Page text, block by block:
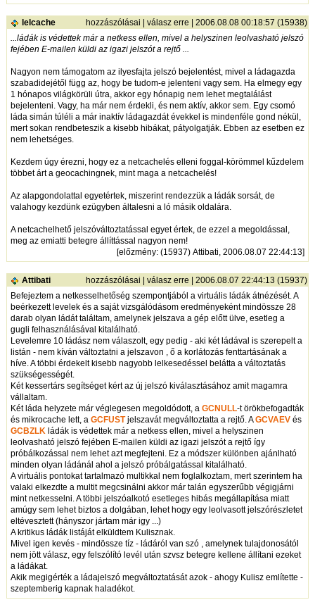
lelcache hozzászólásai | válasz erre | 2006.08.08 00:18:57 (15938)
...ládák is védettek már a netkess ellen, mivel a helyszinen leolvasható jelszó
fejében E-mailen küldi az igazi jelszót a rejtő ...
Nagyon nem támogatom az ilyesfajta jelszó bejelentést, mivel a ládagazda
szabadidejétől függ az, hogy be tudom-e jelenteni vagy sem. Ha elmegy egy
1 hónapos világkörüli útra, akkor egy hónapig nem lehet megtalálást
bejelenteni. Vagy, ha már nem érdekli, és nem aktív, akkor sem. Egy csomó
láda simán túléli a már inaktív ládagazdát évekkel is mindenféle gond nékül,
mert sokan rendbeteszik a kisebb hibákat, pátyolgatják. Ebben az esetben ez
nem lehetséges.
Kezdem úgy érezni, hogy ez a netcachelés elleni foggal-körömmel kűzdelem
többet árt a geocachingnek, mint maga a netcachelés!
Az alapgondolattal egyetértek, miszerint rendezzük a ládák sorsát, de
valahogy kezdünk ezügyben általesni a ló másik oldalára.
A netcachelhető jelszóváltoztatással egyet értek, de ezzel a megoldással,
meg az emiatti betegre állíttással nagyon nem!
[előzmény: (15937) Attibati, 2006.08.07 22:44:13]
Attibati hozzászólásai | válasz erre | 2006.08.07 22:44:13 (15937)
Befejeztem a netkesselhetőség szempontjából a virtuális ládák átnézését. A
beérkezett levelek és a saját vizsgálódásom eredményeként mindössze 28
darab olyan ládát találtam, amelynek jelszava a gép előtt ülve, esetleg a
gugli felhasználásával kitalálható.
Levelemre 10 ládász nem válaszolt, egy pedig - aki két ládával is szerepelt a
listán - nem kíván változtatni a jelszavon , ő a korlátozás fenttartásának a
híve. A többi érdekelt kisebb nagyobb lelkesedéssel belátta a változtatás
szükségességét.
Két kessertárs segítséget kért az új jelszó kiválasztásához amit magamra
vállaltam.
Két láda helyzete már véglegesen megoldódott, a GCNULL-t örökbefogadták
és mikrocache lett, a GCFUSTjelszavát megváltoztatta a rejtő. AGCVAEVés
GCBZLKládák is védettek már a netkess ellen, mivel a helyszinen
leolvasható jelszó fejében E-mailen küldi az igazi jelszót a rejtő így
próbálkozással nem lehet azt megfejteni. Ez a módszer különben ajánlható
minden olyan ládánál ahol a jelszó próbálgatással kitalálható.
A virtuális pontokat tartalmazó multikkal nem foglalkoztam, mert szerintem ha
valaki elkezdte a multit megcsinálni akkor már talán egyszerűbb végigjárni
mint netkesselni. A többi jelszóalkotó esetleges hibás megállapítása miatt
amúgy sem lehet biztos a dolgában, lehet hogy egy leolvasott jelszórészletet
eltévesztett (hányszor jártam már igy ...)
A kritikus ládák listáját elküldtem Kulisznak.
Mivel igen kevés - mindössze tíz - ládáról van szó , amelynek tulajdonosától
nem jött válasz, egy felszólító levél után szvsz betegre kellene állítani ezeket
a ládákat.
Akik megigérték a ládajelszó megváltoztatását azok - ahogy Kulisz említette -
szeptemberig kapnak haladékot.